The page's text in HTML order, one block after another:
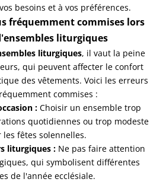
besoins et à vos préférences.
fréquemment commises lors
liturgiques
liturgiques, il vaut la peine
qui peuvent affecter le confort
des vêtements. Voici les erreurs
commises :
: Choisir un ensemble trop
quotidiennes ou trop modeste
les fêtes solennelles.
liturgiques : Ne pas faire attention
qui symbolisent différentes
de l'année ecclésiale.